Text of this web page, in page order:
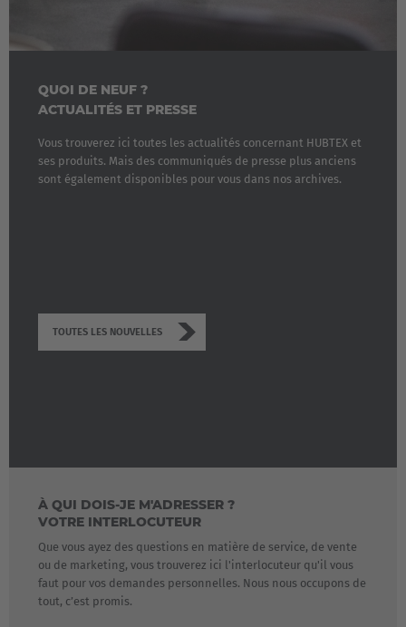
QUOI DE NEUF ?
ACTUALITÉS ET PRESSE
Vous trouverez ici toutes les actualités concernant HUBTEX et
ses produits. Mais des communiqués de presse plus anciens
sont également disponibles pour vous dans nos archives.
TOUTES LES NOUVELLES
À QUI DOIS-JE M'ADRESSER ?
VOTRE INTERLOCUTEUR
Que vous ayez des questions en matière de service, de vente
ou de marketing, vous trouverez ici l'interlocuteur qu'il vous
faut pour vos demandes personnelles. Nous nous occupons de
tout, c’est promis.